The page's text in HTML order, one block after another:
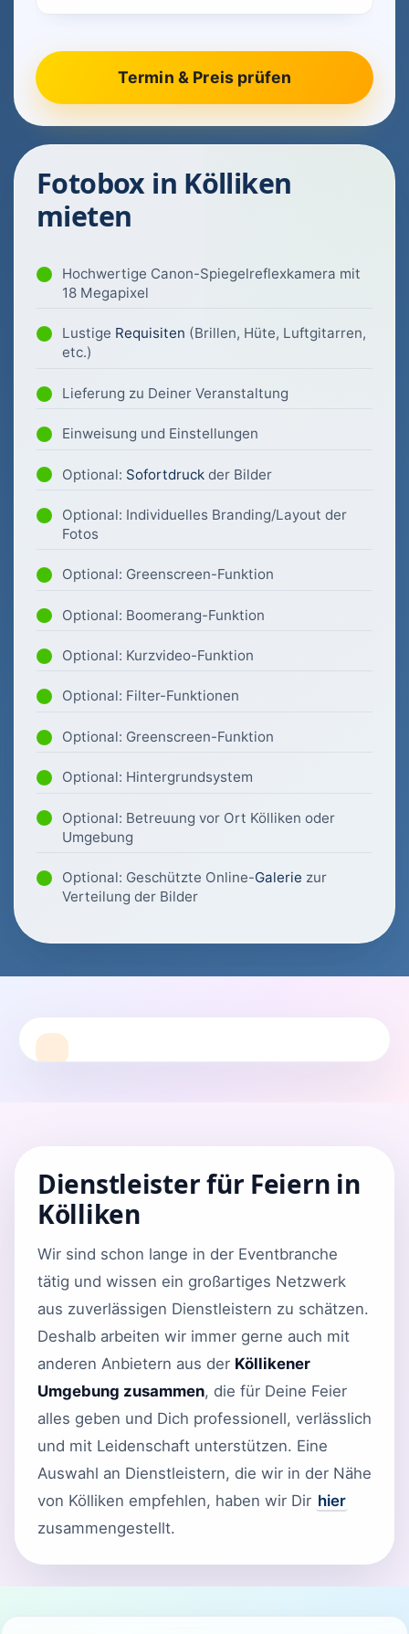
Fotobox in Kölliken
mieten
Hochwertige Canon-Spiegelreflexkamera mit
18 Megapixel
Lustige Requisiten (Brillen, Hüte, Luftgitarren,
etc.)
Lieferung zu Deiner Veranstaltung
Einweisung und Einstellungen
Optional: Sofortdruck der Bilder
Optional: Individuelles Branding/Layout der
Fotos
Optional: Greenscreen-Funktion
Optional: Boomerang-Funktion
Optional: Kurzvideo-Funktion
Optional: Filter-Funktionen
Optional: Greenscreen-Funktion
Optional: Hintergrundsystem
Optional: Betreuung vor Ort Kölliken oder
Umgebung
Optional: Geschützte Online-Galerie zur
Verteilung der Bilder
Dienstleister für Feiern in
Kölliken
Wir sind schon lange in der Eventbranche
tätig und wissen ein großartiges Netzwerk
aus zuverlässigen Dienstleistern zu schätzen.
Deshalb arbeiten wir immer gerne auch mit
anderen Anbietern aus der Köllikener
Umgebung zusammen, die für Deine Feier
alles geben und Dich professionell, verlässlich
und mit Leidenschaft unterstützen. Eine
Auswahl an Dienstleistern, die wir in der Nähe
von Kölliken empfehlen, haben wir Dir hier
zusammengestellt.